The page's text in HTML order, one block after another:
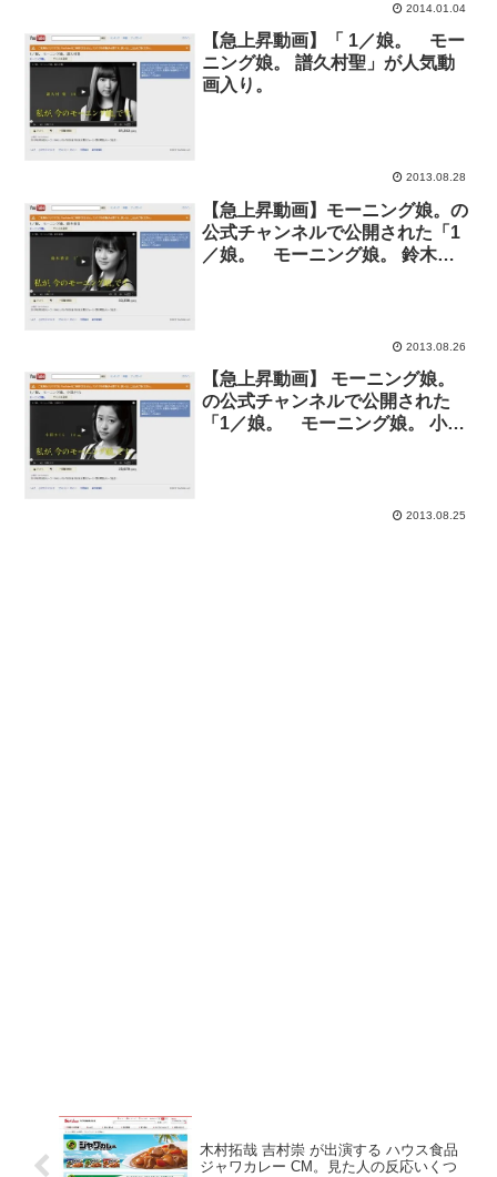
2014.01.04
【急上昇動画】「 1／娘。 モー
ニング娘。 譜久村聖」が人気動
画入り。
2013.08.28
【急上昇動画】モーニング娘。の
公式チャンネルで公開された「1
／娘。 モーニング娘。 鈴木香
2013.08.26
【急上昇動画】 モーニング娘。
の公式チャンネルで公開された
「1／娘。 モーニング娘。 小田
2013.08.25
木村拓哉 吉村崇 が出演する ハウス食品
ジャワカレー CM。見た人の反応いくつ